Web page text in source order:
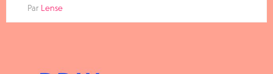
Par Lense